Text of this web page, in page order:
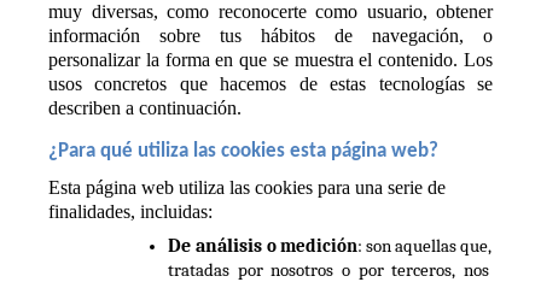
muy diversas, como reconocerte como usuario, obtener
información sobre tus hábitos de navegación, o
personalizar la forma en que se muestra el contenido. Los
usos concretos que hacemos de estas tecnologías se
describen a continuación.
¿Para qué utiliza las cookies esta página web?
Esta página web utiliza las cookies para una serie de
finalidades, incluidas:
De análisis o medición: son aquellas que,
tratadas por nosotros o por terceros, nos